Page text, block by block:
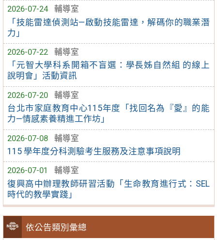
2026-07-24
輔導室
「技能雷達偵測站—啟動技能雷達，解碼你的職業潛
力」
2026-07-22
輔導室
「元智大學科系開箱不盲選：學長姊自然組 的線上
說明會」活動資訊
2026-07-20
輔導室
台北市家庭教育中心115年度「找回名為『愛』的能
力—情感素養精進工作坊」
2026-07-08
輔導室
115 學年度分科測驗考生服務及注意事項說明
2026-07-01
輔導室
復興高中辦理教師研習活動「生命教育進行式：SEL
時代的教學實踐」
依公告類別彙總